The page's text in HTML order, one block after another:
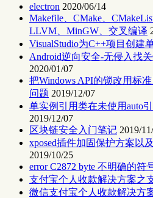
electron 2020/06/14
Makefile、CMake、
LLVM、MinGW、交叉编译
VisualStudio为C++项目创建
Android逆向安全-无侵入找
2020/01/07
把Windows API的锁改用标
问题 2019/12/07
单实例引用类在未使用auto
2019/12/07
区块链安全入门笔记 2019/
xposed插件加固保护方案以
2019/10/25
error C2872 byte 不明确的符
支付宝个人收款解决方案之
微信支付宝个人收款解决方